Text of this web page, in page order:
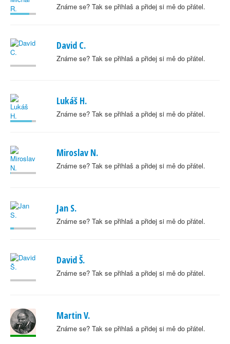
Známe se? Tak se přihlaš a přidej si mě do přátel.
David C.
Známe se? Tak se přihlaš a přidej si mě do přátel.
Lukáš H.
Známe se? Tak se přihlaš a přidej si mě do přátel.
Miroslav N.
Známe se? Tak se přihlaš a přidej si mě do přátel.
Jan S.
Známe se? Tak se přihlaš a přidej si mě do přátel.
David Š.
Známe se? Tak se přihlaš a přidej si mě do přátel.
Martin V.
Známe se? Tak se přihlaš a přidej si mě do přátel.